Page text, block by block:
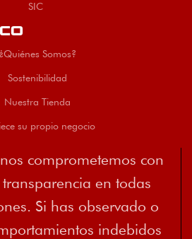
SIC
¿Quiénes Somos?
Sostenibilidad
Nuestra Tienda
su propio negocio
comprometemos con
en todas
Si has observado o
indebidos